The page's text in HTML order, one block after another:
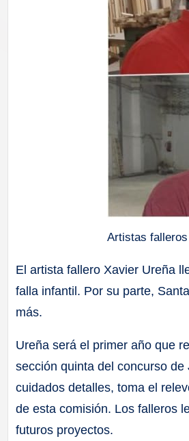
Artistas
El artista fallero Xavier Ureña
falla infantil. Por su parte,
más.
Ureña será el primer año que
sección quinta del concurso
cuidados detalles, toma el
de esta comisión. Los falleros
futuros proyectos.